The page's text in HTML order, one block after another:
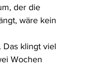
der die
wäre kein
Das klingt viel
Wochen